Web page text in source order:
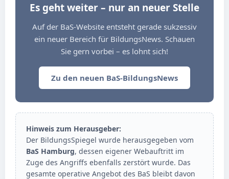
Es geht weiter – nur an neuer Stelle
Auf der BaS-Website entsteht gerade sukzessiv
ein neuer Bereich für BildungsNews. Schauen
Sie gern vorbei – es lohnt sich!
Zu den neuen BaS-BildungsNews
Hinweis zum Herausgeber:
Der BildungsSpiegel wurde herausgegeben vom
BaS Hamburg, dessen eigener Webauftritt im
Zuge des Angriffs ebenfalls zerstört wurde. Das
gesamte operative Angebot des BaS bleibt davon